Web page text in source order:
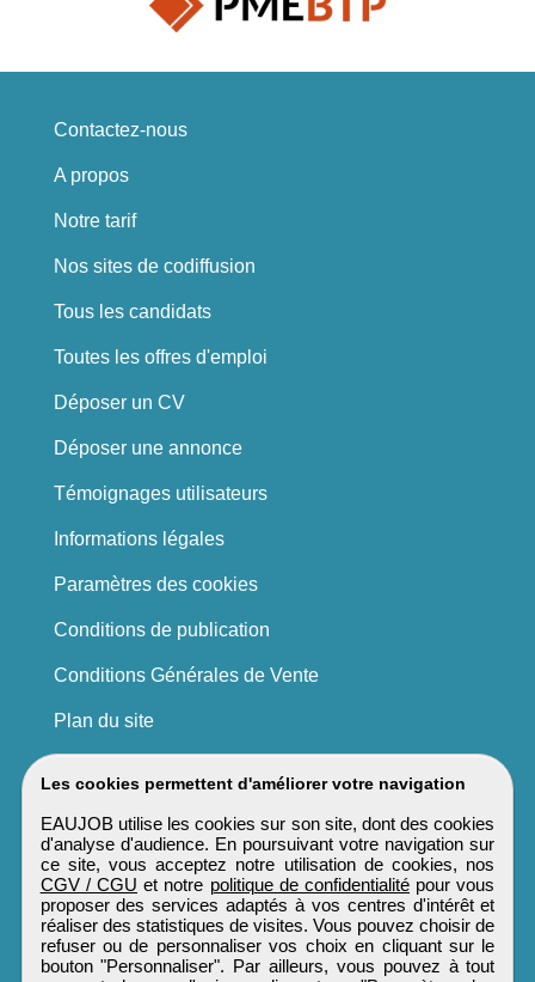
Les cookies permettent d'améliorer votre navigation
EAUJOB utilise les cookies sur son site, dont des cookies
d'analyse d'audience. En poursuivant votre navigation sur
ce site, vous acceptez notre utilisation de cookies, nos
CGV / CGU et notre politique de confidentialité pour vous
proposer des services adaptés à vos centres d'intérêt et
réaliser des statistiques de visites. Vous pouvez choisir de
refuser ou de personnaliser vos choix en cliquant sur le
bouton "Personnaliser". Par ailleurs, vous pouvez à tout
Contactez-nous
A propos
Notre tarif
Nos sites de codiffusion
Tous les candidats
Toutes les offres d'emploi
Déposer un CV
Déposer une annonce
Témoignages utilisateurs
Informations légales
Paramètres des cookies
Conditions de publication
Conditions Générales de Vente
Plan du site